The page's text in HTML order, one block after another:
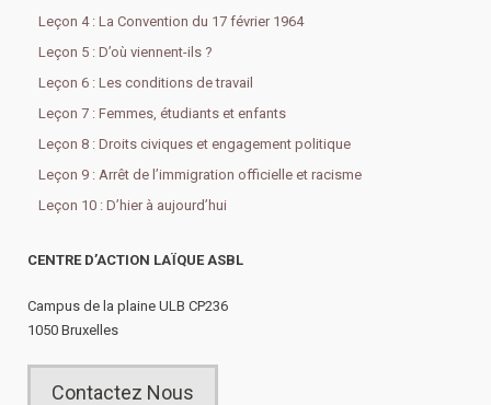
Leçon 4 : La Convention du 17 février 1964
Leçon 5 : D’où viennent-ils ?
Leçon 6 : Les conditions de travail
Leçon 7 : Femmes, étudiants et enfants
Leçon 8 : Droits civiques et engagement politique
Leçon 9 : Arrêt de l’immigration officielle et racisme
Leçon 10 : D’hier à aujourd’hui
CENTRE D’ACTION LAÏQUE ASBL
Campus de la plaine ULB CP236
1050 Bruxelles
Contactez Nous